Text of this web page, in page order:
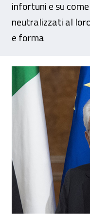
infortuni e su
neutralizzati al
e forma
Giornata in